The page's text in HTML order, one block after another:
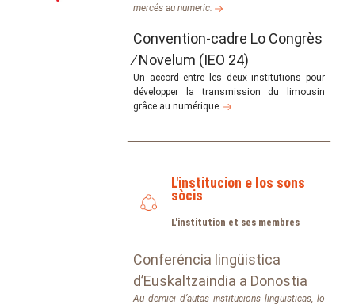
mercés au numeric.
Convention-cadre Lo Congrès
∕ Novelum (IEO 24)
Un accord entre les deux institutions pour
développer la transmission du limousin
grâce au numérique.
L'institucion e los sons
sòcis
L'institution et ses membres
Conferéncia lingüistica
d’Euskaltzaindia a Donostia
Au demiei d’autas institucions lingüisticas, lo